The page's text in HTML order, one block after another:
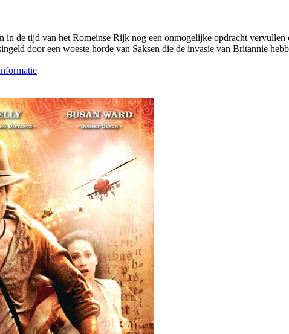
in de tijd van het Romeinse Rijk nog een onmogelijke opdracht
door een woeste horde van Saksen die de invasie van Britannie